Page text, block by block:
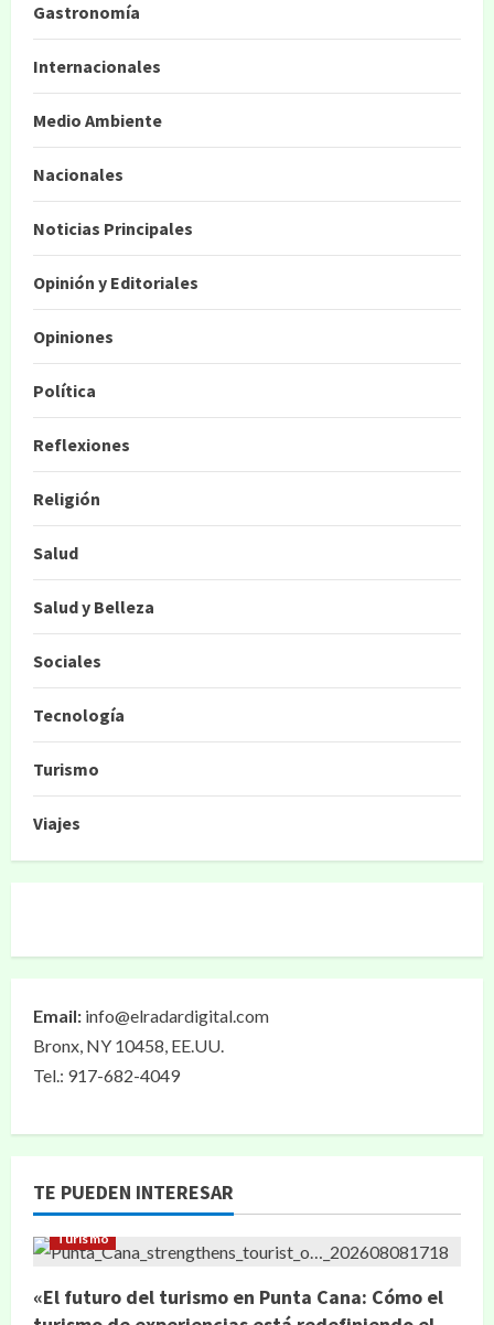
Gastronomía
Internacionales
Medio Ambiente
Nacionales
Noticias Principales
Opinión y Editoriales
Opiniones
Política
Reflexiones
Religión
Salud
Salud y Belleza
Sociales
Tecnología
Turismo
Viajes
Email: info@elradardigital.com
Bronx, NY 10458, EE.UU.
Tel.: 917-682-4049
TE PUEDEN INTERESAR
Turismo
«El futuro del turismo en Punta Cana: Cómo el